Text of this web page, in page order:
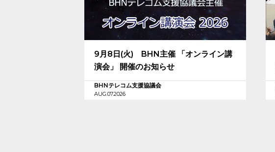
9月8日(火) BHN主催 「オンライン講
演会」 開催のお知らせ
BHNテレコム支援協議会
AUG.07.2026